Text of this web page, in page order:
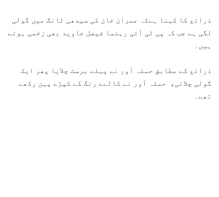
ذرائع کا کہنا ہےکہ عمران خان کی سیدھی ٹانگ میں گولی
لگی ہے جب کہ پی ٹی آئی رہنما فیصل جاوید بھی زخمی ہوئے
ہیں۔
ذرائع کے مطابق حملہ آور نے پہلے برسٹ چلایا پھر ایک
گولی چلائی، حملہ آور نے کالےے رنگ کے کپڑے پہن رکھے
تھے۔